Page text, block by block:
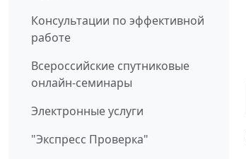
Консультации по эффективной
работе
Всероссийские спутниковые
онлайн-семинары
Электронные услуги
"Экспресс Проверка"